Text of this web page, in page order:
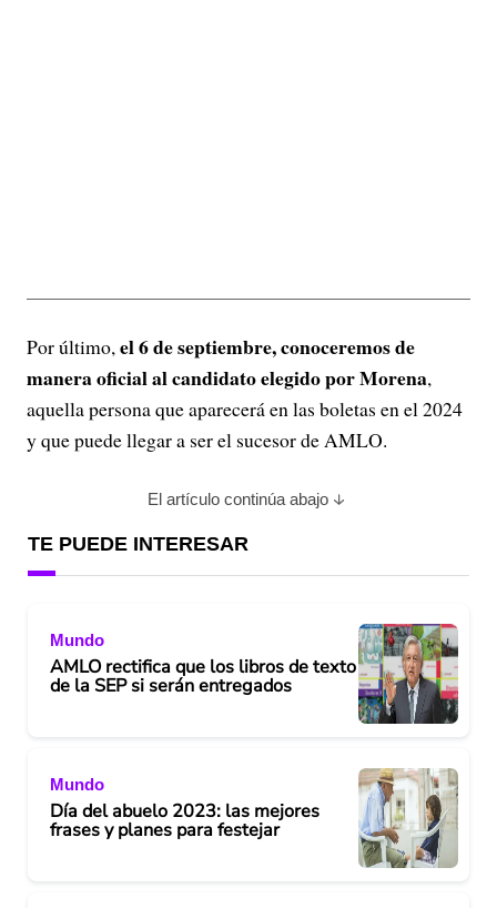
Por último,el 6 de septiembre, conoceremos de
manera oficial al candidato elegido por Morena,
aquella persona que aparecerá en las boletas en el 2024
y que puede llegar a ser el sucesor de AMLO.
El artículo continúa abajo
TE PUEDE INTERESAR
Mundo
AMLO rectifica que los libros de texto
de la SEP si serán entregados
Mundo
Día del abuelo 2023: las mejores
frases y planes para festejar